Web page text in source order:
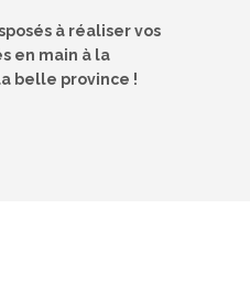
à réaliser vos
en main à la
belle province !